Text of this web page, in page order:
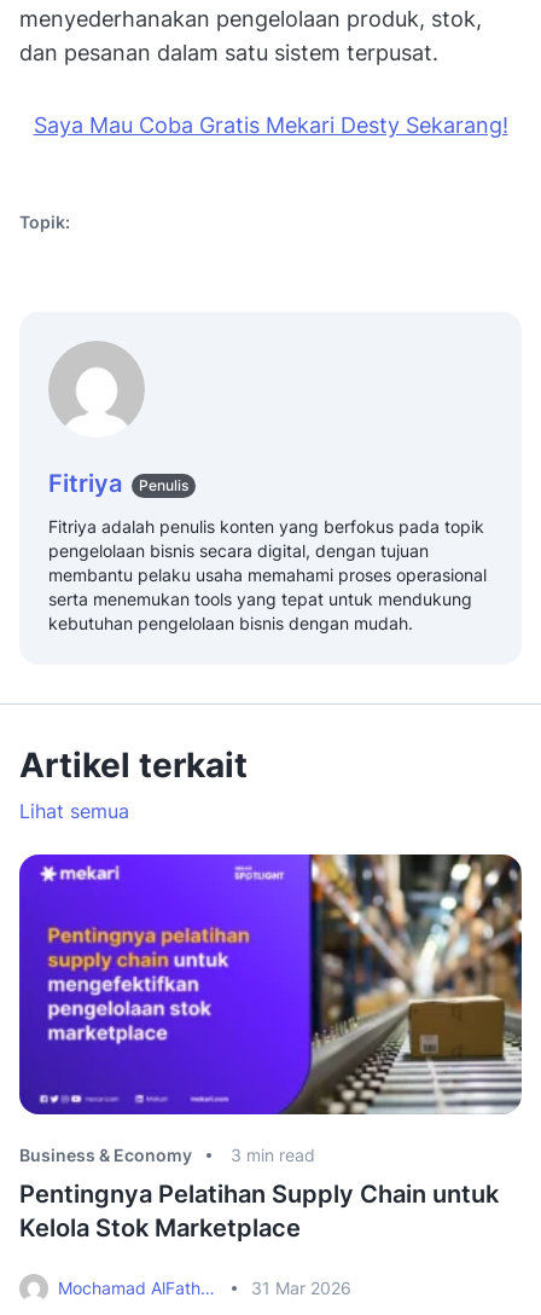
menyederhanakan pengelolaan produk, stok,
dan pesanan dalam satu sistem terpusat.
Saya Mau Coba Gratis Mekari Desty Sekarang!
Topik:
Fitriya Penulis
Fitriya adalah penulis konten yang berfokus pada topik
pengelolaan bisnis secara digital, dengan tujuan
membantu pelaku usaha memahami proses operasional
serta menemukan tools yang tepat untuk mendukung
kebutuhan pengelolaan bisnis dengan mudah.
Artikel terkait
Lihat semua
Business & Economy 3 min read
Pentingnya Pelatihan Supply Chain untuk
Kelola Stok Marketplace
Mochamad AlFathan Rahman 31 Mar 2026